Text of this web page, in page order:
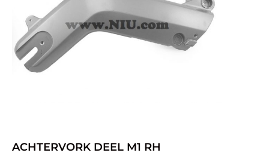
ACHTERVORK DEEL M1 RH